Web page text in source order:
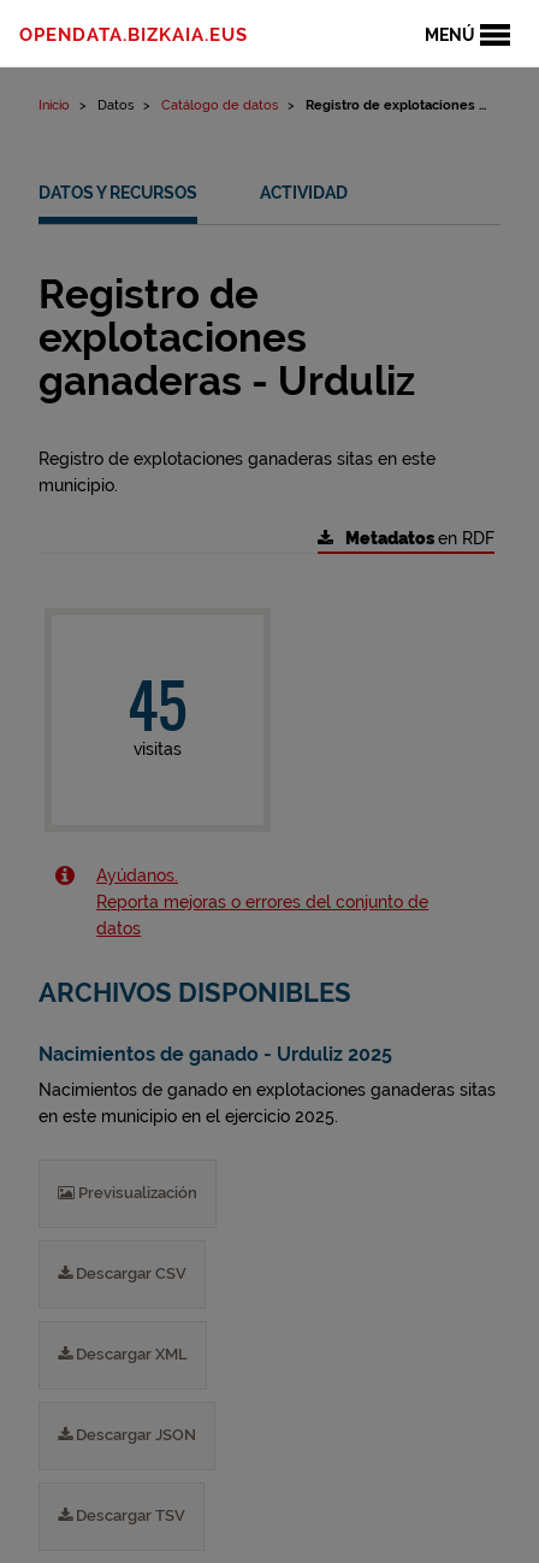
MENÚ
OPENDATA.BIZKAIA.EUS
Inicio Datos Catálogo de datos Registro de explotaciones ...
DATOS Y RECURSOS ACTIVIDAD
Registro de
explotaciones
ganaderas - Urduliz
Registro de explotaciones ganaderas sitas en este
municipio.
Metadatosen RDF
45
visitas
Ayúdanos.
Reporta mejoras o errores del conjunto de
datos
ARCHIVOS DISPONIBLES
Nacimientos de ganado - Urduliz 2025
Nacimientos de ganado en explotaciones ganaderas sitas
en este municipio en el ejercicio 2025.
Previsualización
Descargar CSV
Descargar XML
Descargar JSON
Descargar TSV